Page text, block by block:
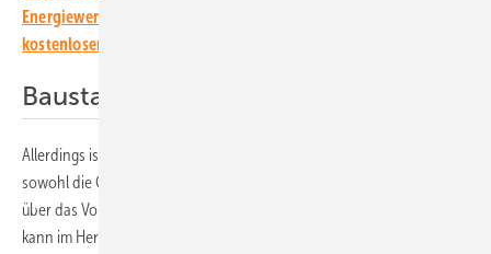
Energiewende! Abonnieren Sie dazu einfach unseren
kostenlosen Newsletter.
Baustart für 2024 geplant
Allerdings ist das Projekt noch nicht in trockenen Tüchern. Denn
sowohl die Gemeinde als auch die Genossame Schwyz muss noch
über das Vorhaben abstimmen. Der eigentliche Bau des Solarparks
kann im Herbst 2024 beginnen, wenn das Abstimmungsergebnis